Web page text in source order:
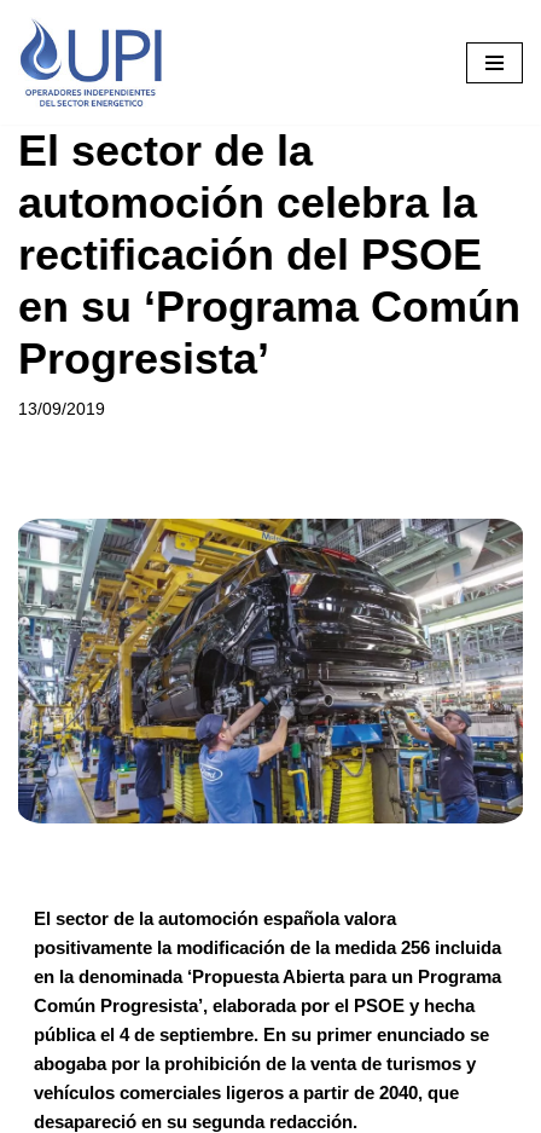
Saltar
al
El sector de la
automoción celebra la
rectificación del PSOE
en su ‘Programa Común
Progresista’
13/09/2019
El sector de la automoción española valora
positivamente la modificación de la medida 256 incluida
en la denominada ‘Propuesta Abierta para un Programa
Común Progresista’, elaborada por el PSOE y hecha
pública el 4 de septiembre. En su primer enunciado se
abogaba por la prohibición de la venta de turismos y
vehículos comerciales ligeros a partir de 2040, que
desapareció en su segunda redacción.